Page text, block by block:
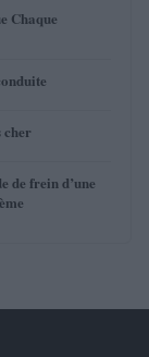
Chaque
cher
de frein d’une